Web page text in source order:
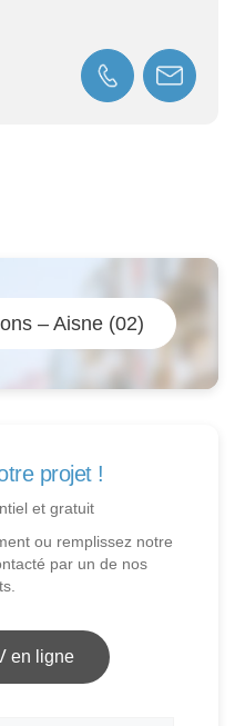
– Aisne (02)
projet !
et gratuit
ou remplissez notre
par un de nos
en ligne